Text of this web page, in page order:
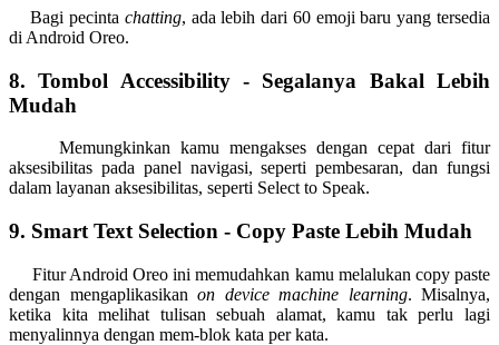
Bagi pecinta chatting, ada lebih dari 60 emoji baru yang tersedia
di Android Oreo.
8. Tombol Accessibility - Segalanya Bakal Lebih
Mudah
Memungkinkan kamu mengakses dengan cepat dari fitur
aksesibilitas pada panel navigasi, seperti pembesaran, dan fungsi
dalam layanan aksesibilitas, seperti Select to Speak.
9. Smart Text Selection - Copy Paste Lebih Mudah
Fitur Android Oreo ini memudahkan kamu melalukan copy paste
dengan mengaplikasikan on device machine learning. Misalnya,
ketika kita melihat tulisan sebuah alamat, kamu tak perlu lagi
menyalinnya dengan mem-blok kata per kata.